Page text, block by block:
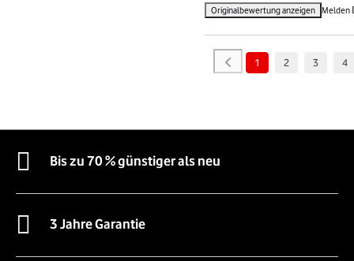
Originalbewertung anzeigen Melden
1 2 3 4
Bis zu 70 % günstiger als neu
3 Jahre Garantie